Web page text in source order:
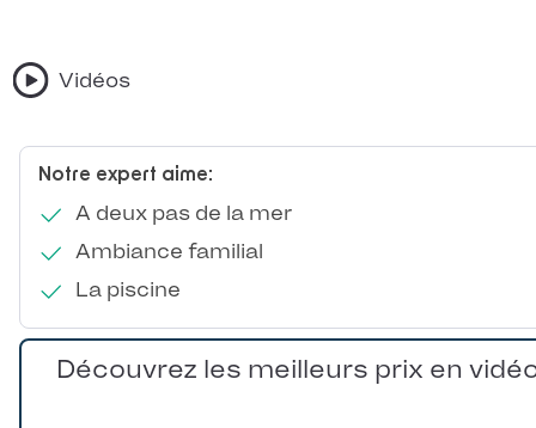
Notre expert aime:
A deux pas de la mer
Ambiance familial
La piscine
Vidéos
Découvrez les meilleurs prix en